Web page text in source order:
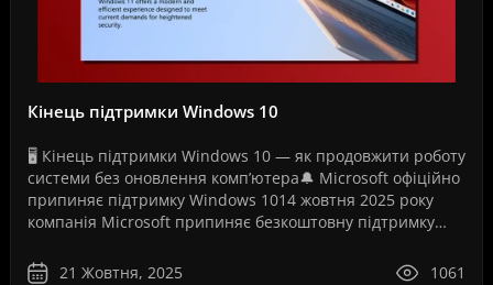
Кінець підтримки Windows 10
🖥️ Кінець підтримки Windows 10 — як продовжити роботу
системи без оновлення комп’ютера🔔 Microsoft офіційно
припиняє підтримку Windows 1014 жовтня 2025 року
компанія Microsoft припиняє безкоштовну підтримку
21 Жовтня, 2025
1061